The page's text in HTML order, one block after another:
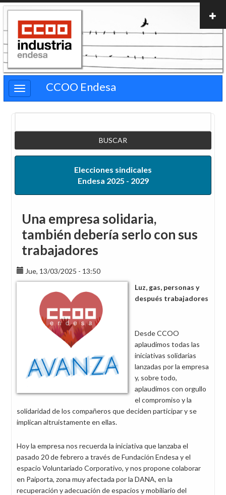
Pasar
contenido
principal
CCOO Endesa
Elecciones sindicales
Endesa 2025 - 2029
Una empresa solidaria,
también debería serlo con sus
trabajadores
Jue, 13/03/2025 - 13:50
Luz, gas, personas y
después trabajadores
Desde CCOO
aplaudimos todas las
iniciativas solidarias
lanzadas por la empresa
y, sobre todo,
aplaudimos con orgullo
el compromiso y la
solidaridad de los compañeros que deciden participar y se
implican altruistamente en ellas.
Hoy la empresa nos recuerda la iniciativa que lanzaba el
pasado 20 de febrero a través de Fundación Endesa y el
espacio Voluntariado Corporativo, y nos propone colaborar
en Paiporta, zona muy afectada por la DANA, en la
recuperación y adecuación de espacios y mobiliario del